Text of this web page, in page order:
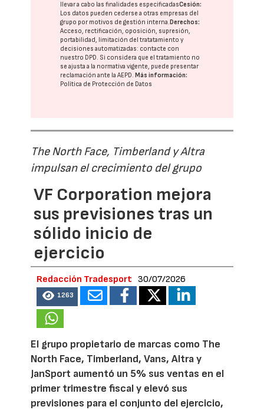
llevar a cabo las finalidades especificadasCesión:
Los datos pueden cederse a otras empresas del
grupo por motivos de gestión interna. Derechos:
Acceso, rectificación, oposición, supresión,
portabilidad, limitación del tratatamiento y
decisiones automatizadas: contacte con
nuestro DPD. Si considera que el tratamiento no
se ajusta a la normativa vigente, puede presentar
reclamación ante laAEPD. Más información:
Política de Protección de Datos
The North Face, Timberland y Altra
impulsan el crecimiento del grupo
VF Corporation mejora
sus previsiones tras un
sólido inicio de
ejercicio
Redacción Tradesport 30/07/2026
1263
El grupo propietario de marcas como The
North Face, Timberland, Vans, Altra y
JanSport aumentó un 5% sus ventas en el
primer trimestre fiscal y elevó sus
previsiones para el conjunto del ejercicio,